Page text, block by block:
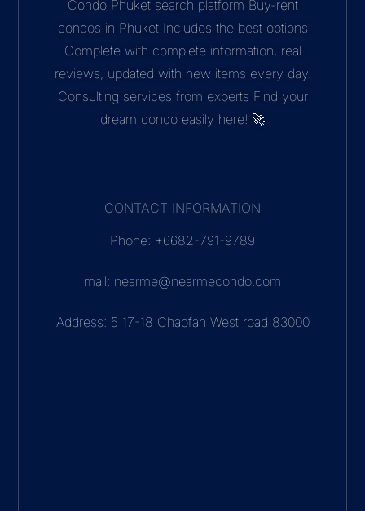
Condo Phuket search platform Buy-rent
condos in Phuket Includes the best options
Complete with complete information, real
reviews, updated with new items every day.
Consulting services from experts Find your
dream condo easily here! 🚀
CONTACT INFORMATION
Phone: +6682-791-9789
mail: nearme@nearmecondo.com
Address: 5 17-18 Chaofah West road 83000